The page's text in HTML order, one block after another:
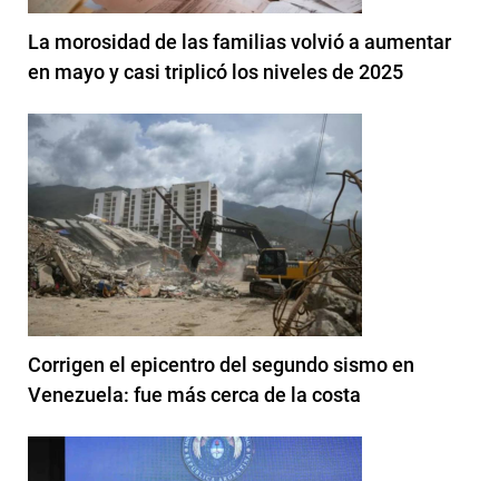
La morosidad de las familias volvió a aumentar
en mayo y casi triplicó los niveles de 2025
Corrigen el epicentro del segundo sismo en
Venezuela: fue más cerca de la costa